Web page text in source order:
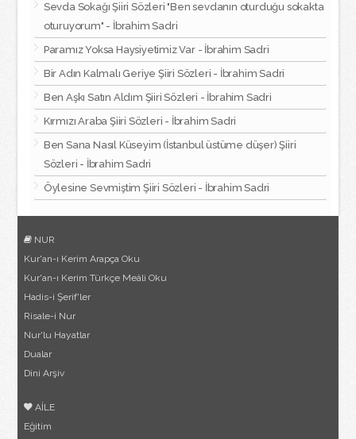
Sevda Sokağı Şiiri Sözleri "Ben sevdanın oturduğu sokakta
oturuyorum" - İbrahim Sadri
Paramız Yoksa Haysiyetimiz Var - İbrahim Sadri
Bir Adın Kalmalı Geriye Şiiri Sözleri - İbrahim Sadri
Ben Aşkı Satın Aldım Şiiri Sözleri - İbrahim Sadri
Kırmızı Araba Şiiri Sözleri - İbrahim Sadri
Ben Sana Nasıl Küseyim (İstanbul üstüme düşer) Şiiri
Sözleri - İbrahim Sadri
Öylesine Sevmiştim Şiiri Sözleri - İbrahim Sadri
NUR
Kur'an-ı Kerim Arapça Oku
Kur'an-ı Kerim Türkçe Meâli Oku
Hadis-i Şerif'ler
Risale-i Nur
Nur'lu Hayatlar
Dualar
Dini Arşiv
AİLE
Eğitim